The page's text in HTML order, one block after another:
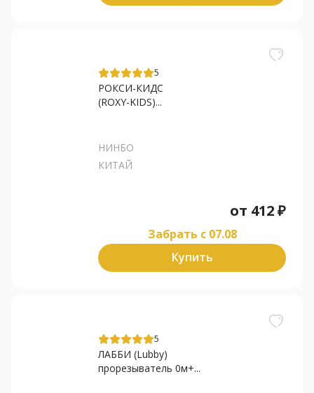
5
РОКСИ-КИДС
(ROXY-KIDS)...
НИНБО
КИТАЙ
от 412₽
Забрать c 07.08
Купить
5
ЛАББИ (Lubby)
прорезыватель 0м+...